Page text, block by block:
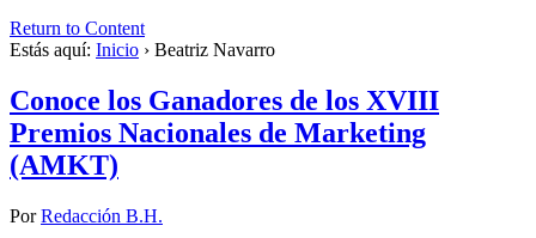
Return to Content
Estás aquí: Inicio › Beatriz Navarro
Conoce los Ganadores de los XVIII
Premios Nacionales de Marketing
(AMKT)
PorRedacción B.H.